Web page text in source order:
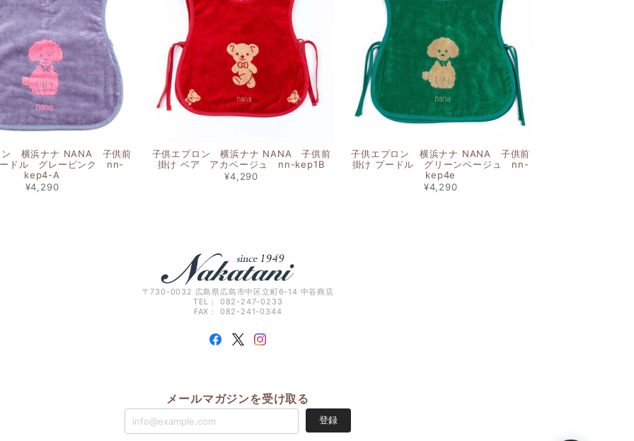
ン 横浜ナナ NANA 子供前
ドル グレーピンク nn-
kep4-A
¥4,290
子供エプロン 横浜ナナ NANA 子供前
掛け ベア アカベージュ nn-kep1B
¥4,290
子供エプロン 横浜ナナ NANA 子供前
掛け プードル グリーンベージュ nn-
kep4e
¥4,290
〒730-0032 広島県広島市中区立町6-14 中谷商店
TEL： 082-247-0233
FAX： 082-241-0344
メールマガジンを受け取る
登録